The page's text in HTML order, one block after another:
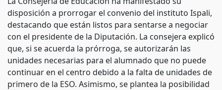
disposición a prorrogar el convenio del instituto Ispali,
destacando que están listos para sentarse a negociar
con el presidente de la Diputación. La consejera explicó
que, si se acuerda la prórroga, se autorizarán las
unidades necesarias para el alumnado que no puede
continuar en el centro debido a la falta de unidades de
primero de la ESO. Asimismo, se plantea la posibilidad